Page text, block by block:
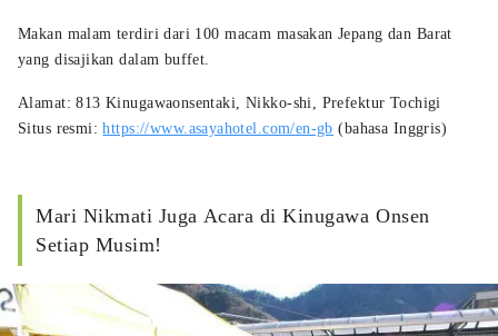
Makan malam terdiri dari 100 macam masakan Jepang dan Barat
yang disajikan dalam buffet.
Alamat: 813 Kinugawaonsentaki, Nikko-shi, Prefektur Tochigi
Situs resmi:https://www.asayahotel.com/en-gb (bahasa Inggris)
Mari Nikmati Juga Acara di Kinugawa Onsen
Setiap Musim!